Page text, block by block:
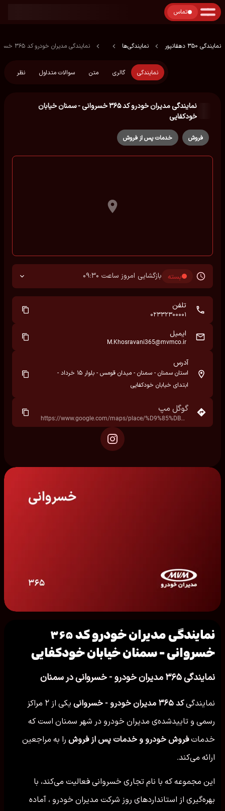
تماس
نمایندگی 350 دهقانپور نمایندگی‌ها نمایندگی مدیران خودرو کد ۳۶۵ خسروانی - سمنان خیابان خودکفایی
نمایندگی گالری متن سوالات متداول نظر
نمایندگی مدیران خودرو کد ۳۶۵ خسروانی - سمنان خیابان
خودکفایی
فروش خدمات پس از فروش
بسته بازگشایی امروز ساعت 09:30
تلفن
02332300001
ایمیل
M.Khosravani365@mvmco.ir
آدرس
استان سمنان - سمنان - میدان قومس - بلوار ۱۵ خرداد -
ابتدای خیابان خودکفایی
گوگل مپ
https://www.google.com/maps/place/%D9%85%DB%8C%D8%AF%D8%A7%D9%86+%D9%82%D9%88%D9%85%D8%B3%E2%80%AD/data=!4m7!3m6!1s0x3f9a4d0025965eb9:0x959f1514f2cb5c12!8m2!3d35.5589749!4d53.3447435!16s%2Fg%2F11w960t512!19sChIJuV6WJQBNmj8RElzL8hQVn5U?hl=fa&rclk=1
نمایندگی مدیران خودرو کد ۳۶۵
خسروانی - سمنان خیابان خودکفایی
نمایندگی ۳۶۵ مدیران خودرو - خسروانی در سمنان
نمایندگیکد ۳۶۵ مدیران خودرو - خسروانی
یکی از ۲ مراکز
رسمی و تاییدشده‌ی مدیران خودرو در شهر سمنان است که
خدماتفروش خودرو و خدمات پس از فروش را به مراجعین
ارائه می‌کند.
این مجموعه که با نام تجاری خسروانی فعالیت می‌کند، با
بهره‌گیری از استانداردهای روز شرکت مدیران خودرو ، آماده